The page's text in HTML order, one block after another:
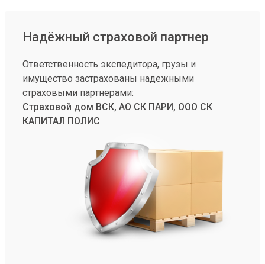
Надёжный страховой партнер
Ответственность экспедитора, грузы и
имущество застрахованы надежными
страховыми партнерами:
Страховой дом ВСК, АО СК ПАРИ, ООО СК
КАПИТАЛ ПОЛИС